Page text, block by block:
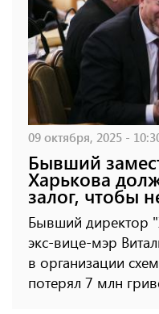
09 октября, 2025 -
Бывший
Харькова
залог, чтобы
Бывший директор
экс-вице-мэр
в организации
потерял 7 млн